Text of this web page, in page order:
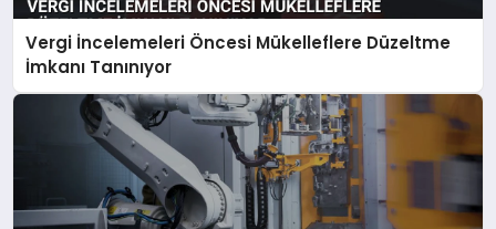
Vergi İncelemeleri Öncesi Mükelleflere Düzeltme
İmkanı Tanınıyor